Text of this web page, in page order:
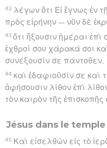
42 λέγων ὅτι Εἰ ἔγνως ἐν
πρὸς εἰρήνην — νῦν δὲ
43 ὅτι ἥξουσιν ἡμέραι
ἐχθροί σου χάρακά σοι
συνέξουσίν σε πάντοθεν,
44 καὶ ἐδαφιοῦσίν σε καὶ
ἀφήσουσιν λίθον ἐπὶ
τὸν καιρὸν τῆς ἐπισκοπῆς
Jésus dans le temple
45 Καὶ εἰσελθὼν εἰς τὸ